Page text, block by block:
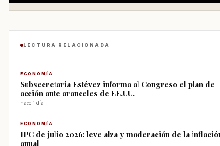
LECTURA RELACIONADA
ECONOMÍA
Subsecretaria Estévez informa al Congreso el plan de
acción ante aranceles de EE.UU.
hace 1 día
ECONOMÍA
IPC de julio 2026: leve alza y moderación de la
anual